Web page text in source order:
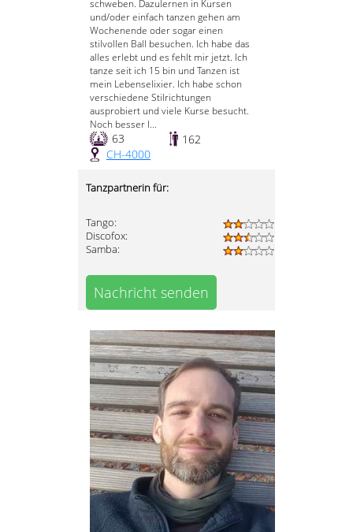
schweben. Dazulernen in Kursen
und/oder einfach tanzen gehen am
Wochenende oder sogar einen
stilvollen Ball besuchen. Ich habe das
alles erlebt und es fehlt mir jetzt. Ich
tanze seit ich 15 bin und Tanzen ist
mein Lebenselixier. Ich habe schon
verschiedene Stilrichtungen
ausprobiert und viele Kurse besucht.
Noch besser l...
63
162
CH-4000
Tanzpartnerin für:
Tango:
Discofox:
Samba:
Nachricht senden